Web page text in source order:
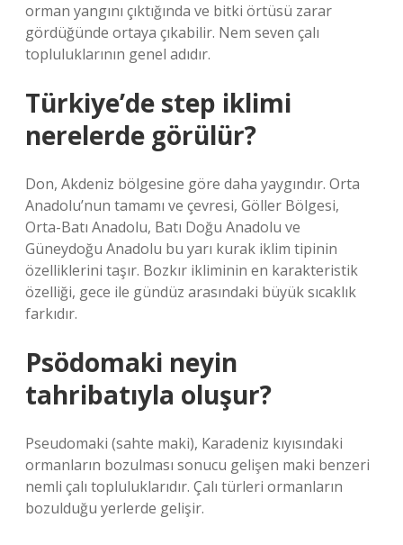
orman yangını çıktığında ve bitki örtüsü zarar
gördüğünde ortaya çıkabilir. Nem seven çalı
topluluklarının genel adıdır.
Türkiye’de step iklimi
nerelerde görülür?
Don, Akdeniz bölgesine göre daha yaygındır. Orta
Anadolu’nun tamamı ve çevresi, Göller Bölgesi,
Orta-Batı Anadolu, Batı Doğu Anadolu ve
Güneydoğu Anadolu bu yarı kurak iklim tipinin
özelliklerini taşır. Bozkır ikliminin en karakteristik
özelliği, gece ile gündüz arasındaki büyük sıcaklık
farkıdır.
Psödomaki neyin
tahribatıyla oluşur?
Pseudomaki (sahte maki), Karadeniz kıyısındaki
ormanların bozulması sonucu gelişen maki benzeri
nemli çalı topluluklarıdır. Çalı türleri ormanların
bozulduğu yerlerde gelişir.